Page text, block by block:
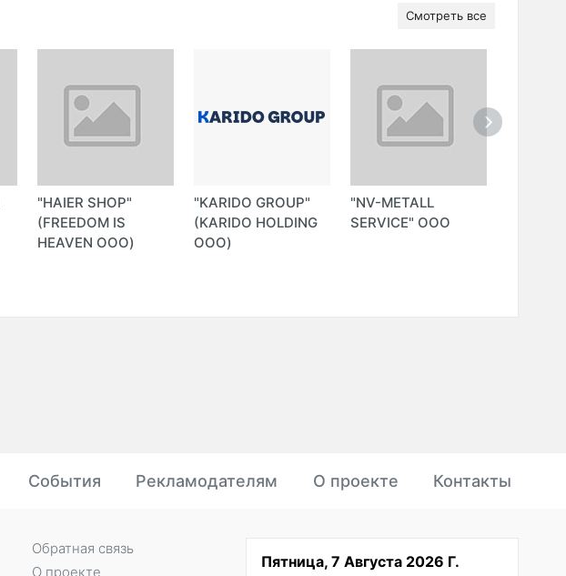
Смотреть все
"HAIER SHOP"
(FREEDOM IS
HEAVEN ООО)
"KARIDO GROUP"
(KARIDO HOLDING
ООО)
"NV-METALL
SERVICE" ООО
События Рекламодателям О проекте Контакты
Пятница, 7 Августа 2026 Г.
Обратная связь
О проекте